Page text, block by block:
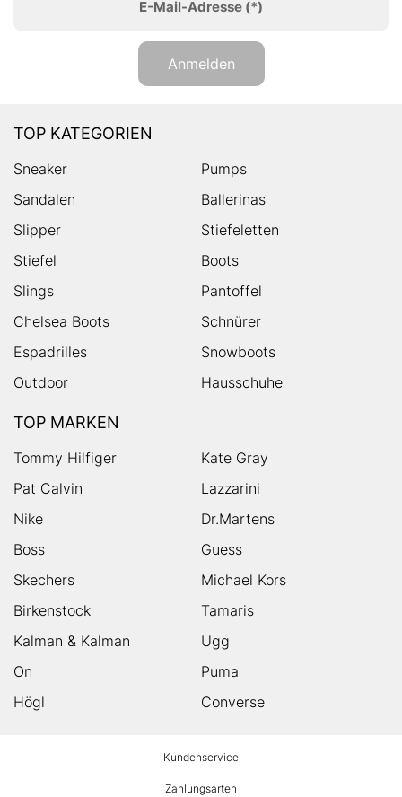
E-Mail-Adresse (*)
Anmelden
TOP KATEGORIEN
Sneaker
Pumps
Sandalen
Ballerinas
Slipper
Stiefeletten
Stiefel
Boots
Slings
Pantoffel
Chelsea Boots
Schnürer
Espadrilles
Snowboots
Outdoor
Hausschuhe
TOP MARKEN
Tommy Hilfiger
Kate Gray
Pat Calvin
Lazzarini
Nike
Dr.Martens
Boss
Guess
Skechers
Michael Kors
Birkenstock
Tamaris
Kalman & Kalman
Ugg
On
Puma
Högl
Converse
Kundenservice
Zahlungsarten